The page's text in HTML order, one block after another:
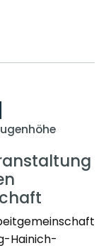
Hainich-